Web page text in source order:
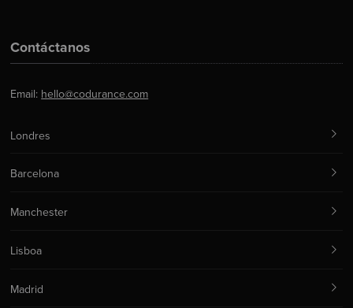
Contáctanos
Email: hello@codurance.com
Londres
Barcelona
Manchester
Lisboa
Madrid